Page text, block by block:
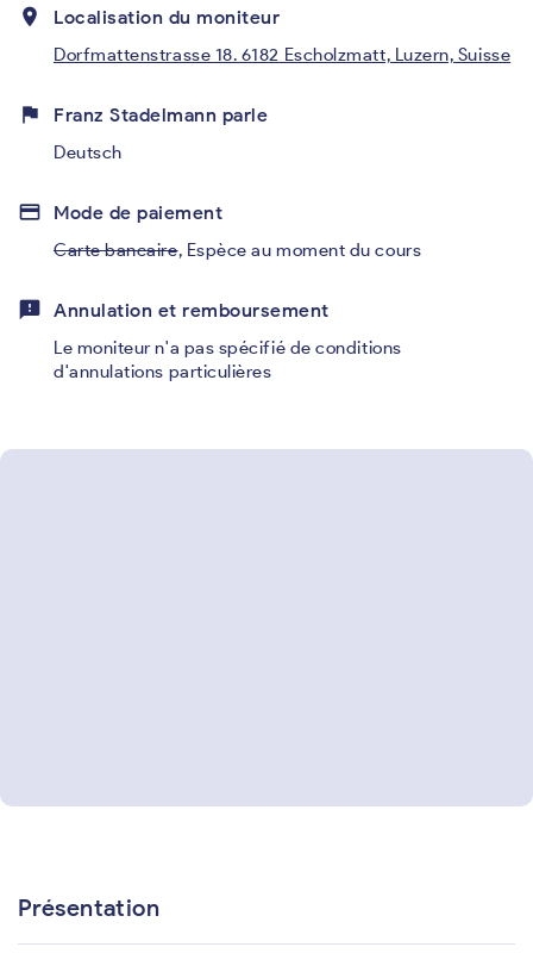
place Localisation du moniteur
Dorfmattenstrasse 18. 6182 Escholzmatt, Luzern, Suisse
flag Franz Stadelmann parle
Deutsch
credit_card Mode de paiement
Carte bancaire, Espèce au moment du cours
feedback Annulation et remboursement
Le moniteur n'a pas spécifié de conditions
d'annulations particulières
Présentation